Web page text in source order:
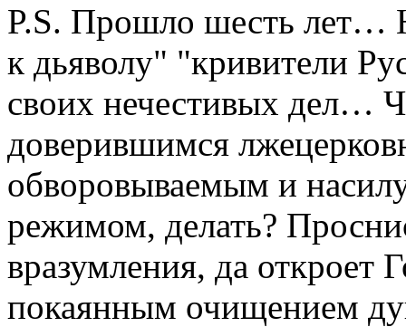
P.S. Прошло шесть лет…
к дьяволу" "кривители
своих нечестивых дел…
доверившимся
обворовываемым и
режимом, делать?
вразумления, да откроет
покаянным очищением